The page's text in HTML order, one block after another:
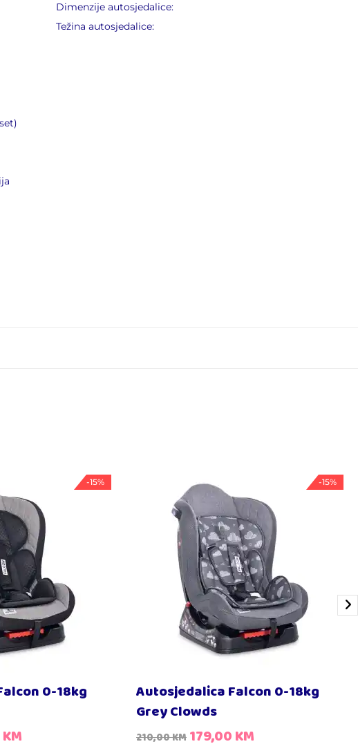
Dimenzije autosjedalice:
Težina autosjedalice:
-15%
0-18kg
KM
-15%
Autosjedalica Falcon 0-18kg
Grey Clowds
210,00KM 179,00KM